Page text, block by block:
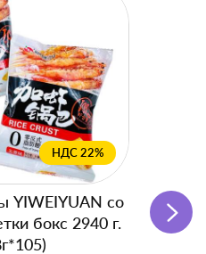
НДС 22%
YIWEIYUAN со
бокс 2940 г.